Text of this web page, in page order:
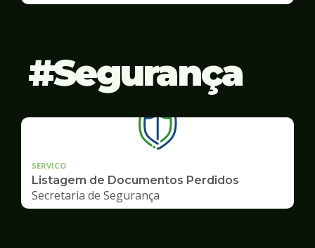
Segurança
SERVICO
Listagem de Documentos Perdidos
Secretaria de Segurança